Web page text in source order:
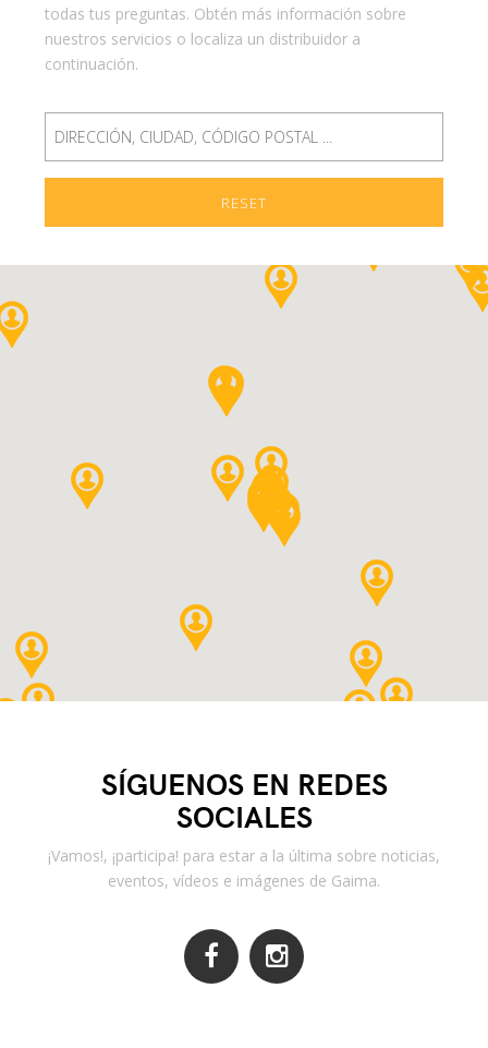
todas tus preguntas. Obtén más información sobre
nuestros servicios o localiza un distribuidor a
continuación.
RESET
SÍGUENOS EN REDES
SOCIALES
¡Vamos!, ¡participa! para estar a la última sobre noticias,
eventos, vídeos e imágenes de Gaima.